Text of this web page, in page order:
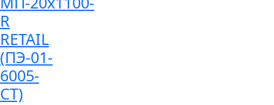
R
RETAIL
(ПЭ-01-
6005-
СТ)